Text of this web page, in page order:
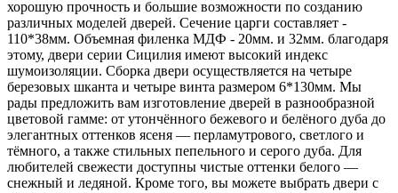
хорошую прочность и большие возможности по созданию
различных моделей дверей. Сечение царги составляет -
110*38мм. Объемная филенка МДФ - 20мм. и 32мм. благодаря
этому, двери серии Сицилия имеют высокий индекс
шумоизоляции. Сборка двери осуществляется на четыре
березовых шканта и четыре винта размером 6*130мм. Мы
рады предложить вам изготовление дверей в разнообразной
цветовой гамме: от утончённого бежевого и белёного дуба до
элегантных оттенков ясеня — перламутрового, светлого и
тёмного, а также стильных пепельного и серого дуба. Для
любителей свежести доступны чистые оттенки белого —
снежный и ледяной. Кроме того, вы можете выбрать двери с